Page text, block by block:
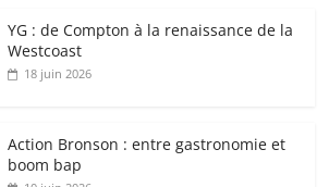
YG : de Compton à la renaissance de la
Westcoast
18 juin 2026
Action Bronson : entre gastronomie et
boom bap